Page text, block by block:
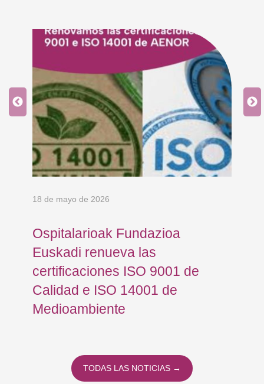
18 de mayo de 2026
Ospitalarioak Fundazioa
Euskadi renueva las
certificaciones ISO 9001 de
Calidad e ISO 14001 de
Medioambiente
TODAS LAS NOTICIAS →